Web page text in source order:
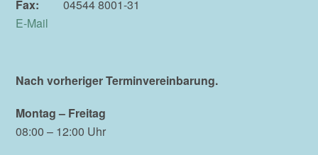
Fax:
04544 8001-31
E-Mail
Nach vorheriger Terminvereinbarung.
Montag – Freitag
08:00 – 12:00 Uhr